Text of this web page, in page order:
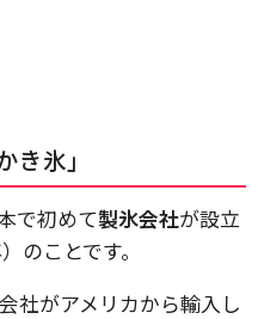
氷」
で初めて製氷会社が設立
のことです。
社がアメリカから輸入し